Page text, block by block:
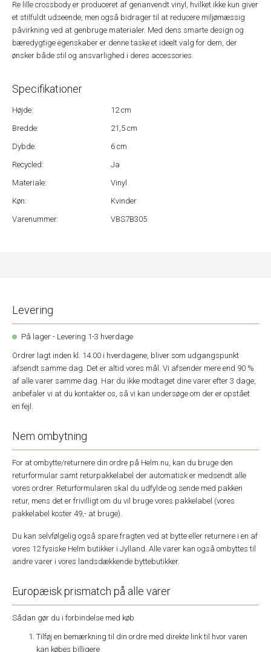
Re lille crossbody er produceret af genanvendt vinyl, hvilket ikke kun giver
et stilfuldt udseende, men også bidrager til at reducere miljømæssig
påvirkning ved at genbruge materialer. Med dens smarte design og
bæredygtige egenskaber er denne taske et ideelt valg for dem, der
ønsker både stil og ansvarlighed i deres accessories.
Specifikationer
Højde:
12 cm
Bredde:
21,5 cm
Dybde:
6 cm
Recycled:
Ja
Materiale:
Vinyl
Køn:
Kvinder
Varenummer:
VBS7B305
Levering
På lager - Levering 1-3 hverdage
Ordrer lagt inden kl. 14.00 i hverdagene, bliver som udgangspunkt
afsendt samme dag. Det er altid vores mål. Vi afsender mere end 90 %
af alle varer samme dag. Har du ikke modtaget dine varer efter 3 dage,
anbefaler vi at du kontakter os, så vi kan undersøge om der er opstået
en fejl.
Nem ombytning
For at ombytte/returnere din ordre på Helm.nu, kan du bruge den
returformular samt returpakkelabel der automatisk er medsendt alle
vores ordrer. Returformularen skal du udfylde og sende med pakken
retur, mens det er frivilligt om du vil bruge vores pakkelabel (vores
pakkelabel koster 49,- at bruge).
Du kan selvfølgelig også spare fragten ved at bytte eller returnere i en af
vores 12 fysiske Helm butikker i Jylland. Alle varer kan også ombyttes til
andre varer i vores landsdækkende byttebutikker.
Europæisk prismatch på alle varer
Sådan gør du i forbindelse med køb
Tilføj en bemærkning til din ordre med direkte link til hvor varen
kan købes billigere